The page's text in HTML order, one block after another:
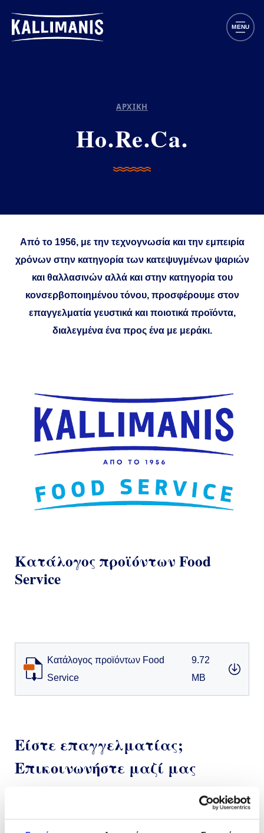
MENU
ΑΡΧΙΚΗ
Ho.Re.Ca.
Από το 1956, με την τεχνογνωσία και την εμπειρία
χρόνων στην κατηγορία των κατεψυγμένων ψαριών
και θαλλασινών αλλά και στην κατηγορία του
κονσερβοποιημένου τόνου, προσφέρουμε στον
επαγγελματία γευστικά και ποιοτικά προϊόντα,
διαλεγμένα ένα προς ένα με μεράκι.
Κατάλογος προϊόντων Food
Service
Κατάλογος προϊόντων Food
Service
9.72
MB
Είστε επαγγελματίας;
Επικοινωνήστε μαζί μας